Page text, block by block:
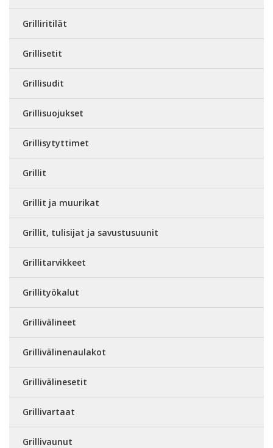
Grilliritilät
Grillisetit
Grillisudit
Grillisuojukset
Grillisytyttimet
Grillit
Grillit ja muurikat
Grillit, tulisijat ja savustusuunit
Grillitarvikkeet
Grillityökalut
Grillivälineet
Grillivälinenaulakot
Grillivälinesetit
Grillivartaat
Grillivaunut